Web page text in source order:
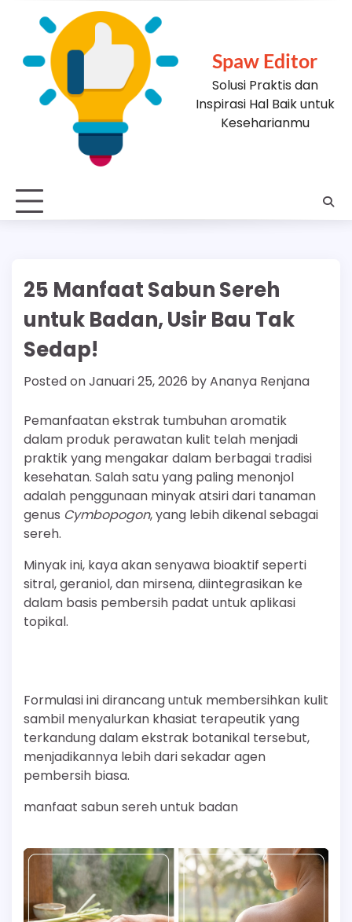
Spaw Editor
Solusi Praktis dan
Inspirasi Hal Baik untuk
Keseharianmu
25 Manfaat Sabun Sereh
untuk Badan, Usir Bau Tak
Sedap!
Posted onJanuari 25, 2026 byAnanya Renjana
Pemanfaatan ekstrak tumbuhan aromatik
dalam produk perawatan kulit telah menjadi
praktik yang mengakar dalam berbagai tradisi
kesehatan. Salah satu yang paling menonjol
adalah penggunaan minyak atsiri dari tanaman
genus Cymbopogon, yang lebih dikenal sebagai
sereh.
Minyak ini, kaya akan senyawa bioaktif seperti
sitral, geraniol, dan mirsena, diintegrasikan ke
dalam basis pembersih padat untuk aplikasi
topikal.
Formulasi ini dirancang untuk membersihkan kulit
sambil menyalurkan khasiat terapeutik yang
terkandung dalam ekstrak botanikal tersebut,
menjadikannya lebih dari sekadar agen
pembersih biasa.
manfaat sabun sereh untuk badan